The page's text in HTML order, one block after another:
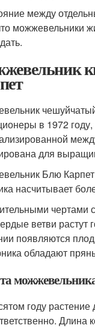
между
можжевельники
в 1972
для
Блю Карпет
насчитывает
чертами
ветви растут
появляются
обладают
году
Длина